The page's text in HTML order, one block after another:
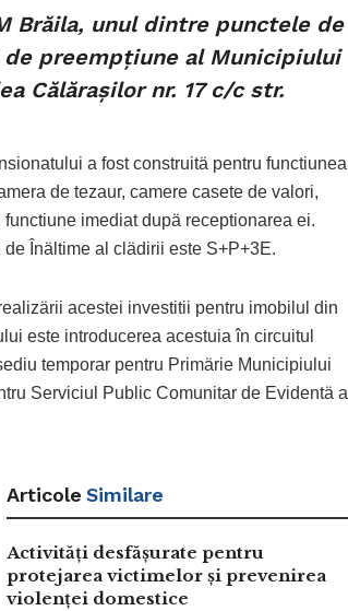
Brăila, unul dintre punctele de
preempţiune al Municipiului
Călărașilor nr. 17 c/c str.
a fost construitä pentru functiunea
de tezaur, camere casete de valori,
imediat dupä receptionarea ei.
Înältime al clädirii este S+P+3E.
acestei investitii pentru imobilul din
este introducerea acestuia în circuitul
temporar pentru Primärie Municipiului
Serviciul Public Comunitar de Evidentä a
Articole Similare
Activități desfășurate pentru
protejarea victimelor și prevenirea
violenței domestice